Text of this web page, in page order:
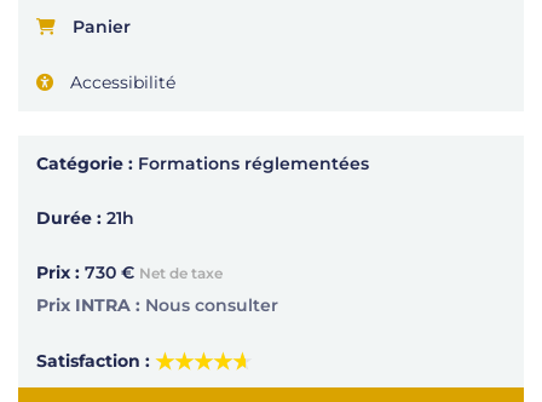
Panier
Accessibilité
Catégorie : Formations réglementées
Durée : 21h
Prix : 730 € Net de taxe
Prix INTRA : Nous consulter
Satisfaction : ★★★★★
★★★★★